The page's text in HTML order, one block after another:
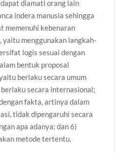
diamati orang lain
indera manusia sehingga
memenuhi kebenaran
menggunakan langkah-
logis sesuai dengan
bentuk proposal
berlaku secara umum
secara internasional;
fakta, artinya dalam
tidak dipengaruhi secara
apa adanya; dan 6)
metode tertentu.